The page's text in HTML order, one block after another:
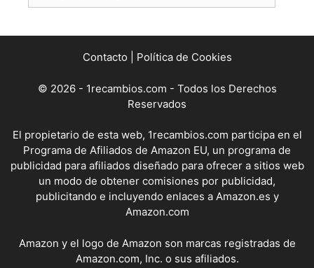
Contacto Política de Cookies
© 2026 - 1recambios.com - Todos los Derechos
Reservados
El propietario de esta web, 1recambios.com participa en el
Programa de Afiliados de Amazon EU, un programa de
publicidad para afiliados diseñado para ofrecer a sitios web
un modo de obtener comisiones por publicidad,
publicitando e incluyendo enlaces a Amazon.es y
Amazon.com
Amazon y el logo de Amazon son marcas registradas de
Amazon.com, Inc. o sus afiliados.